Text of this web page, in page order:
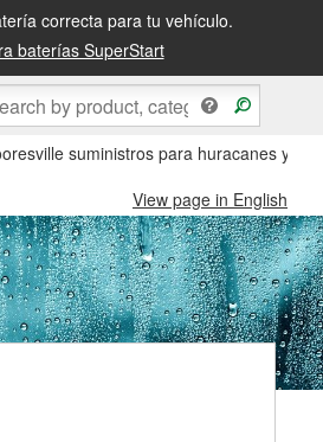
correcta para tu vehículo.
baterías SuperStart
suministros para huracanes y
View page in English